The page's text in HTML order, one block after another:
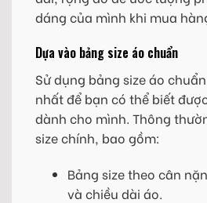
dáng của mình khi mua
Dựa vào bảng size áo chuẩn
Sử dụng bảng size áo
nhất để bạn có thể biết
dành cho mình. Thông
size chính, bao gồm:
Bảng size theo cân
và chiều dài áo.